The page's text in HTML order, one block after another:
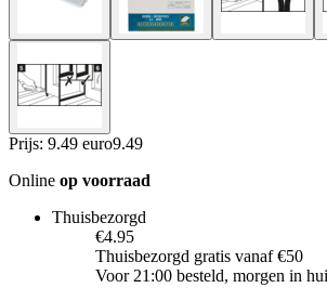
Prijs: 9.49 euro9.49
Online op voorraad
Thuisbezorgd
€4.95
Thuisbezorgd gratis vanaf €50
Voor 21:00 besteld, morgen in